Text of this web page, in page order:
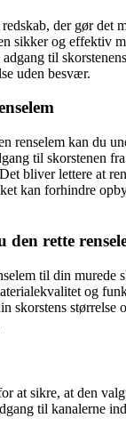
der gør det
sikker og effektiv
til
uden besvær.
renselem kan du
til skorstenen
Det bliver lettere at
kan forhindre
rette
til din murede
og
skorstens størrelse
at sikre, at den
til kanalerne